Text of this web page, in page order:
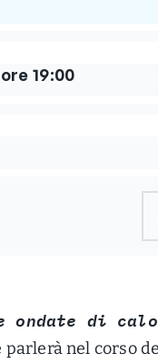
19:00
di
parlerà nel corso